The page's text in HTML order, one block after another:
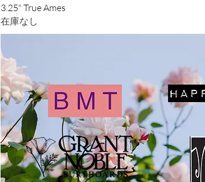
クイックビュー
3.25" True Ames
在庫なし